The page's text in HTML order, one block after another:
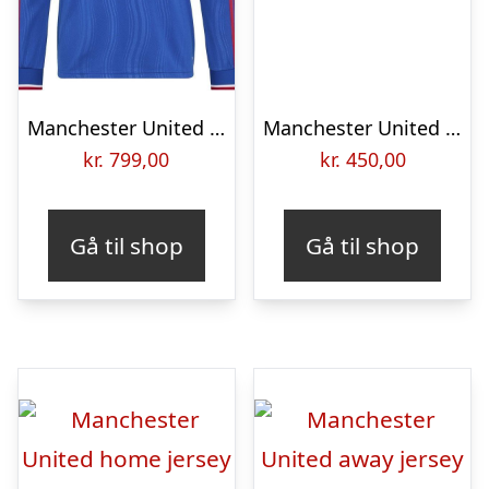
Manchester United Udebanetrøje 2026/27 Champions League Lange Ærmer – adidas, størrelse Large
kr. 799,00
Gå til shop
Manchester United ude trøje 2012/13 – børn-YXS | 116-128
kr. 450,00
Gå til shop